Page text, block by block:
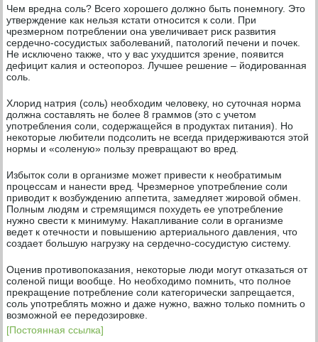
Чем вредна соль? Всего хорошего должно быть понемногу. Это
утверждение как нельзя кстати относится к соли. При
чрезмерном потреблении она увеличивает риск развития
сердечно-сосудистых заболеваний, патологий печени и почек.
Не исключено также, что у вас ухудшится зрение, появится
дефицит калия и остеопороз. Лучшее решение – йодированная
соль.
Хлорид натрия (соль) необходим человеку, но суточная норма
должна составлять не более 8 граммов (это с учетом
употребления соли, содержащейся в продуктах питания). Но
некоторые любители подсолить не всегда придерживаются этой
нормы и «соленую» пользу превращают во вред.
Избыток соли в организме может привести к необратимым
процессам и нанести вред. Чрезмерное употребление соли
приводит к возбуждению аппетита, замедляет жировой обмен.
Полным людям и стремящимся похудеть ее употребление
нужно свести к минимуму. Накапливание соли в организме
ведет к отечности и повышению артериального давления, что
создает большую нагрузку на сердечно-сосудистую систему.
Оценив противопоказания, некоторые люди могут отказаться от
соленой пищи вообще. Но необходимо помнить, что полное
прекращение потребление соли категорически запрещается,
соль употреблять можно и даже нужно, важно только помнить о
возможной ее передозировке.
[Постоянная ссылка]